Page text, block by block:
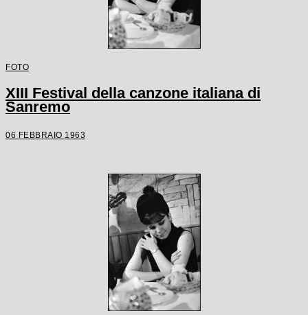
FOTO
XIII Festival della canzone italiana di
Sanremo
06 FEBBRAIO 1963